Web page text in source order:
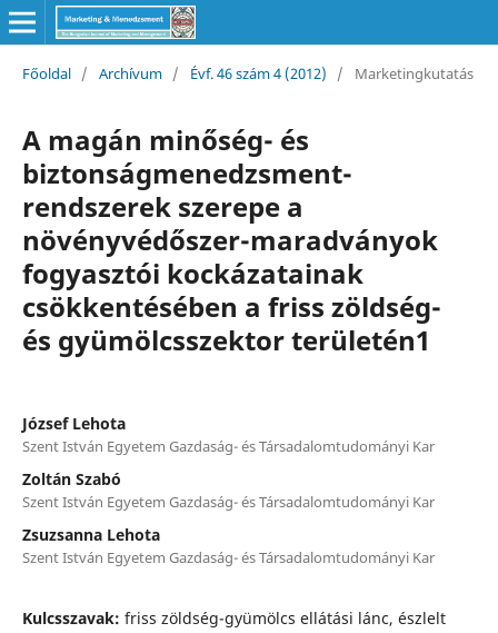
Főoldal / Archívum / Évf. 46 szám 4 (2012) / Marketingkutatás
A magán minőség- és
biztonságmenedzsment-
rendszerek szerepe a
növényvédőszer-maradványok
fogyasztói kockázatainak
csökkentésében a friss zöldség-
és gyümölcsszektor területén1
József Lehota
Szent István Egyetem Gazdaság- és Társadalomtudományi Kar
Zoltán Szabó
Szent István Egyetem Gazdaság- és Társadalomtudományi Kar
Zsuzsanna Lehota
Szent István Egyetem Gazdaság- és Társadalomtudományi Kar
Kulcsszavak: friss zöldség-gyümölcs ellátási lánc, észlelt